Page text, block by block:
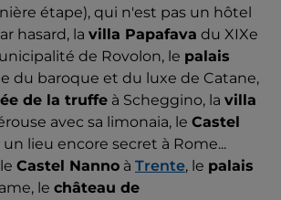
étape), qui n'est pas un hôtel
hasard, la villa Papafava du XIXe
de Rovolon, le palais
du baroque et du luxe de Catane,
de la truffe à Scheggino, la villa
avec sa limonaia, le Castel
lieu encore secret à Rome...
Castel Nanno à Trente, le palais
le château de